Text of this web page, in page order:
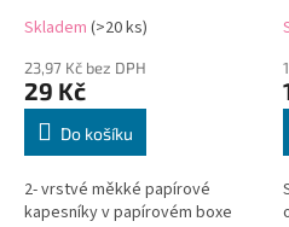
Skladem (>20 ks)
23,97 Kč bez DPH
29 Kč
Do košíku
2- vrstvé měkké papírové
kapesníky v papírovém boxe